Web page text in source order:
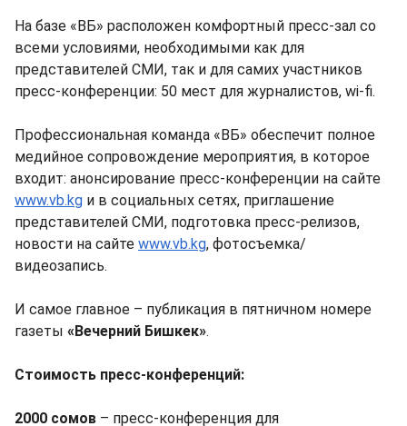
На базе «ВБ» расположен комфортный пресс-зал со
всеми условиями, необходимыми как для
представителей СМИ, так и для самих участников
пресс-конференции: 50 мест для журналистов, wi-fi.
Профессиональная команда «ВБ» обеспечит полное
медийное сопровождение мероприятия, в которое
входит: анонсирование пресс-конференции на сайте
www.vb.kg и в социальных сетях, приглашение
представителей СМИ, подготовка пресс-релизов,
новости на сайте www.vb.kg, фотосъемка/
видеозапись.
И самое главное – публикация в пятничном номере
газеты «Вечерний Бишкек».
Стоимость пресс-конференций:
2000 сомов – пресс-конференция для